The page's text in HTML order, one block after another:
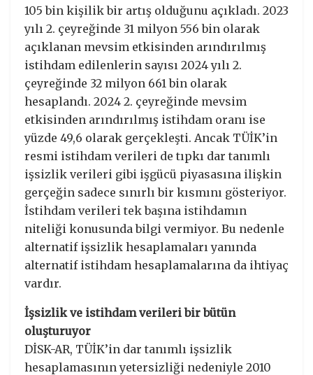
105 bin kişilik bir artış olduğunu açıkladı. 2023
yılı 2. çeyreğinde 31 milyon 556 bin olarak
açıklanan mevsim etkisinden arındırılmış
istihdam edilenlerin sayısı 2024 yılı 2.
çeyreğinde 32 milyon 661 bin olarak
hesaplandı. 2024 2. çeyreğinde mevsim
etkisinden arındırılmış istihdam oranı ise
yüzde 49,6 olarak gerçekleşti. Ancak TÜİK’in
resmi istihdam verileri de tıpkı dar tanımlı
işsizlik verileri gibi işgücü piyasasına ilişkin
gerçeğin sadece sınırlı bir kısmını gösteriyor.
İstihdam verileri tek başına istihdamın
niteliği konusunda bilgi vermiyor. Bu nedenle
alternatif işsizlik hesaplamaları yanında
alternatif istihdam hesaplamalarına da ihtiyaç
vardır.
İşsizlik ve istihdam verileri bir bütün
oluşturuyor
DİSK-AR, TÜİK’in dar tanımlı işsizlik
hesaplamasının yetersizliği nedeniyle 2010